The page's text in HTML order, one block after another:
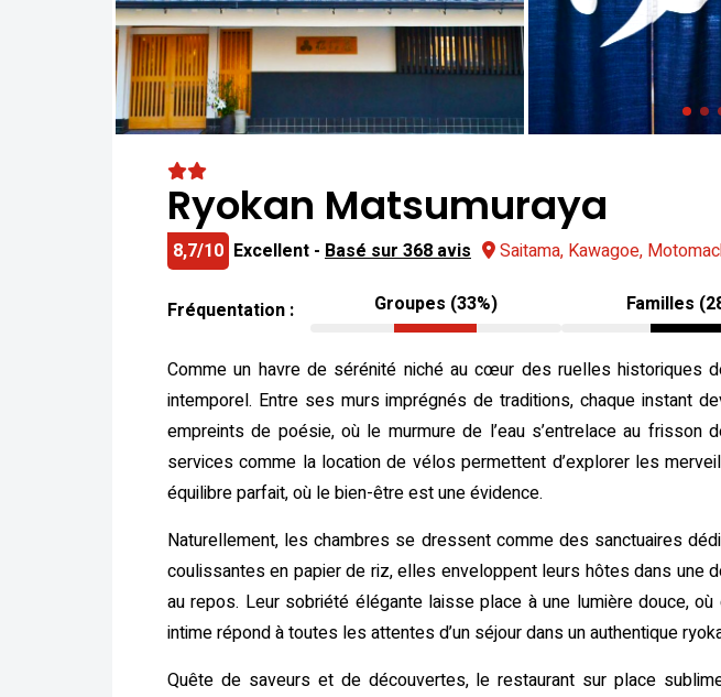
Ryokan Matsumuraya
8,7/10 Excellent - Basé sur 368 avis Saitama, Kawagoe,
Fréquentation : Groupes (33%) Familles
Comme un havre de sérénité niché au cœur des ruelles historiques
intemporel. Entre ses murs imprégnés de traditions, chaque instant
empreints de poésie, où le murmure de l’eau s’entrelace au
services comme la location de vélos permettent d’explorer les
équilibre parfait, où le bien-être est une évidence.
Naturellement, les chambres se dressent comme des sanctuaires
coulissantes en papier de riz, elles enveloppent leurs hôtes dans
au repos. Leur sobriété élégante laisse place à une lumière douce,
intime répond à toutes les attentes d’un séjour dans un authentique
Quête de saveurs et de découvertes, le restaurant sur place